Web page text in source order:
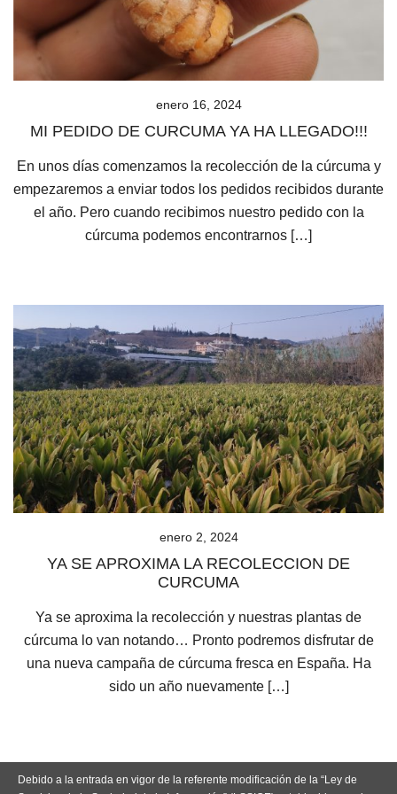
enero 16, 2024
MI PEDIDO DE CURCUMA YA HA LLEGADO!!!
En unos días comenzamos la recolección de la cúrcuma y
empezaremos a enviar todos los pedidos recibidos durante
el año. Pero cuando recibimos nuestro pedido con la
cúrcuma podemos encontrarnos […]
enero 2, 2024
YA SE APROXIMA LA RECOLECCION DE
CURCUMA
Ya se aproxima la recolección y nuestras plantas de
cúrcuma lo van notando… Pronto podremos disfrutar de
una nueva campaña de cúrcuma fresca en España. Ha
sido un año nuevamente […]
Debido a la entrada en vigor de la referente modificación de la “Ley de